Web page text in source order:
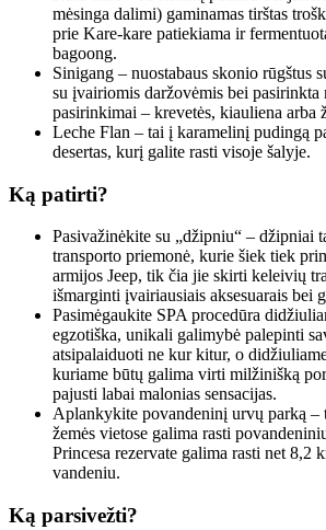
mėsinga dalimi) gaminamas tirštas
prie Kare-kare patiekiama ir
bagoong.
Sinigang – nuostabaus skonio rūgštus
su įvairiomis daržovėmis bei pasirinkta
pasirinkimai – krevetės, kiauliena arba
Leche Flan – tai į karamelinį pudingą
desertas, kurį galite rasti visoje šalyje.
Ką patirti?
Pasivažinėkite su „džipniu“ – džipniai
transporto priemonė, kurie šiek tiek
armijos Jeep, tik čia jie skirti keleivių
išmarginti įvairiausiais aksesuarais bei
Pasimėgaukite SPA procedūra
egzotiška, unikali galimybė palepinti
atsipalaiduoti ne kur kitur, o
kuriame būtų galima virti milžinišką
pajusti labai malonias sensacijas.
Aplankykite povandeninį urvų parką –
žemės vietose galima rasti
Princesa rezervate galima rasti net 8,2
vandeniu.
Ką parsivežti?